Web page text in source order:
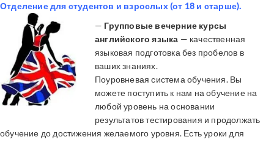
Отделение для студентов и взрослых (от 18 и старше).
— Групповые вечерние курсы
английского языка — качественная
языковая подготовка без пробелов в
ваших знаниях.
Поуровневая система обучения. Вы
можете поступить к нам на обучение на
любой уровень на основании
результатов тестирования и продолжать
обучение до достижения желаемого уровня. Есть уроки для